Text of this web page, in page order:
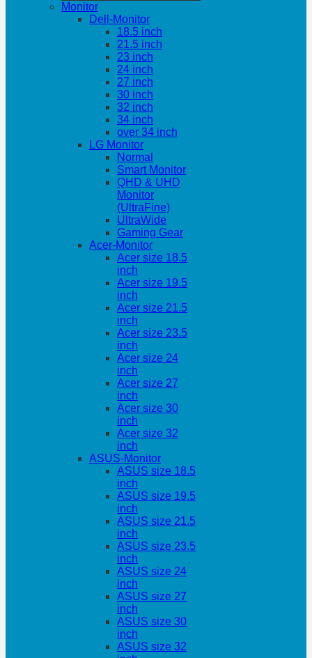
Monitor
Dell-Monitor
18.5 inch
21.5 inch
23 inch
24 inch
27 inch
30 inch
32 inch
34 inch
over 34 inch
LG Monitor
Normal
Smart Monitor
QHD & UHD
Monitor
(UltraFine)
UltraWide
Gaming Gear
Acer-Monitor
Acer size 18.5
inch
Acer size 19.5
inch
Acer size 21.5
inch
Acer size 23.5
inch
Acer size 24
inch
Acer size 27
inch
Acer size 30
inch
Acer size 32
inch
ASUS-Monitor
ASUS size 18.5
inch
ASUS size 19.5
inch
ASUS size 21.5
inch
ASUS size 23.5
inch
ASUS size 24
inch
ASUS size 27
inch
ASUS size 30
inch
ASUS size 32